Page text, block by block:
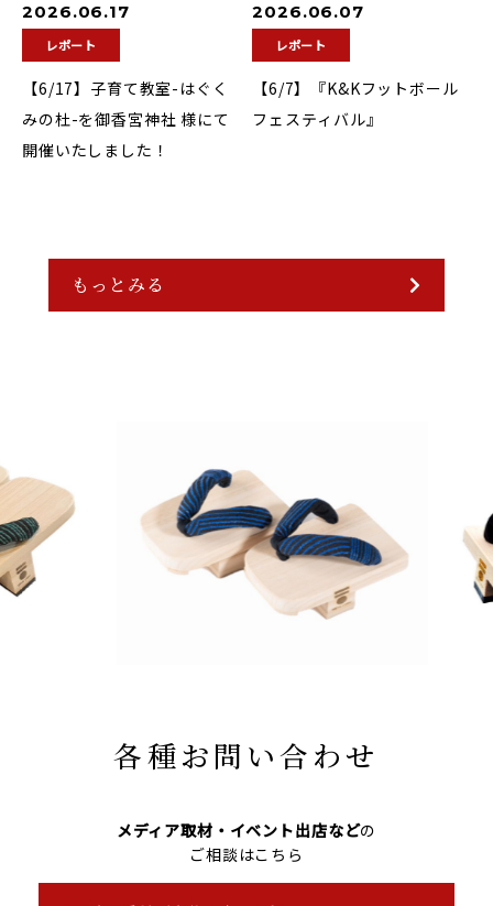
2026.06.17
レポート
【6/17】子育て教室-はぐく
みの杜-を御香宮神社 様にて
開催いたしました！
2026.06.07
レポート
【6/7】『K&Kフットボール
フェスティバル』
もっとみる
各種お問い合わせ
メディア取材・イベント出店などの
ご相談はこちら